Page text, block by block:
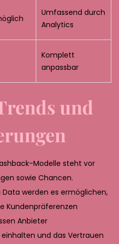
Umfassend durch
Analytics
Komplett
anpassbar
und
Modelle steht vor
sowie Chancen.
Data werden es ermöglichen,
Kundenpräferenzen
Anbieter
und das Vertrauen